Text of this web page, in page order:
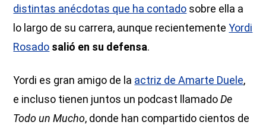
distintas anécdotas que ha contado sobre ella a
lo largo de su carrera, aunque recientementeYordi
Rosado salió en su defensa.
Yordi es gran amigo de la actriz de Amarte Duele,
e incluso tienen juntos un podcast llamadoDe
Todo un Mucho, donde han compartido cientos de